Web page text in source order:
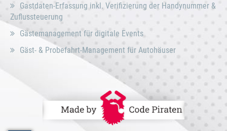
Gastdaten-Erfassung inkl. Verifizierung der Handynummer &
Zuflussteuerung
Gästemanagement für digitale Events
Gäst- & Probefahrt-Management für Autohäuser